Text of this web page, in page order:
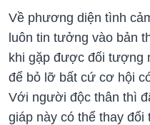
Về phương diện tình
luôn tin tưởng vào bản
khi gặp được đối tượng
để bỏ lỡ bất cứ cơ hội
Với người độc thân thì
giáp này có thể thay đổi